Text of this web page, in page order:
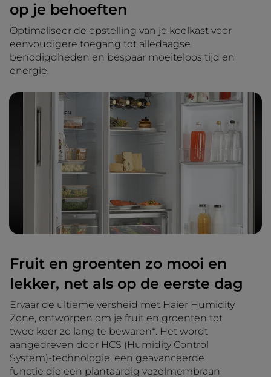
op je behoeften
Optimaliseer de opstelling van je koelkast voor
eenvoudigere toegang tot alledaagse
benodigdheden en bespaar moeiteloos tijd en
energie.
Fruit en groenten zo mooi en
lekker, net als op de eerste dag
Ervaar de ultieme versheid met Haier Humidity
Zone, ontworpen om je fruit en groenten tot
twee keer zo lang te bewaren*. Het wordt
aangedreven door HCS (Humidity Control
System)-technologie, een geavanceerde
functie die een plantaardig vezelmembraan